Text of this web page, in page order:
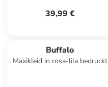
39,99 €
Buffalo
Maxikleid in rosa-lila bedruckt